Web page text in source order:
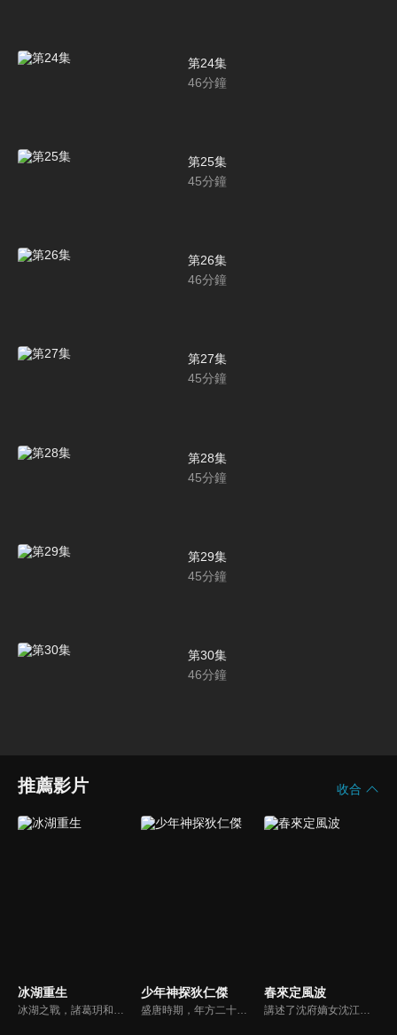
第24集
46分鐘
第25集
45分鐘
第26集
46分鐘
第27集
45分鐘
第28集
45分鐘
第29集
45分鐘
第30集
46分鐘
推薦影片 收合
冰湖重生 少年神探狄仁傑
盛唐時期，年方二十的狄仁傑﹝黃宗澤﹞上京參加明經考試，一名偽裝成考生的刺客忽然殺出，導致考場大亂，狄仁傑護主有功，武則天命狄仁傑繼續追查刺客的來歷，狄仁傑發現對方的暗殺是經過詳細周密的部署，背後的陰謀不可輕視，決心不追查到底不甘休。
春來定風波